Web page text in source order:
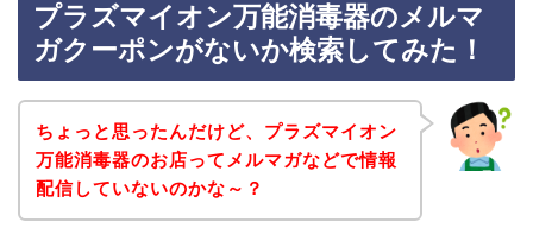
プラズマイオン万能消毒器のメルマ
ガクーポンがないか検索してみた！
ちょっと思ったんだけど、プラズマイオン
万能消毒器のお店ってメルマガなどで情報
配信していないのかな～？